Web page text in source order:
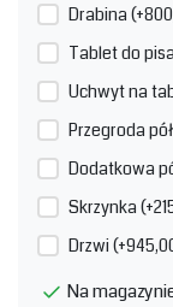
Drabina
Tablet do
Uchwyt na
Przegroda
Dodatkowa
Skrzynka
Drzwi
Na